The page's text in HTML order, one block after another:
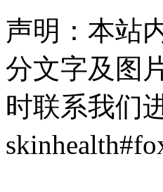
声明：本站
分文字及图
时联系我们